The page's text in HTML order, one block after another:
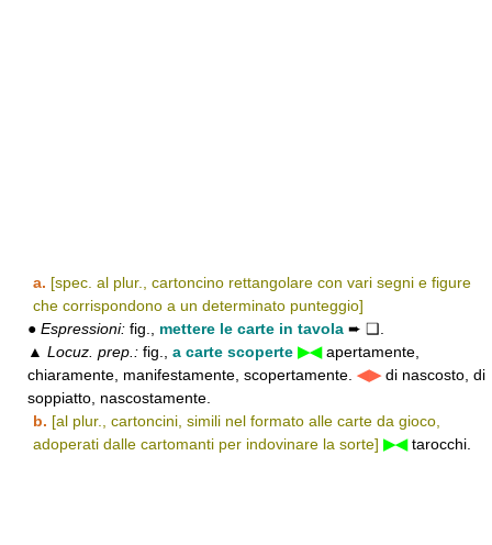
a. [spec. al plur., cartoncino rettangolare con vari segni e figure
che corrispondono a un determinato punteggio]
● Espressioni: fig., mettere le carte in tavola ➨ ❑.
▲ Locuz. prep.: fig., a carte scoperte ▶◀apertamente,
chiaramente, manifestamente, scopertamente. ◀▶di nascosto, di
soppiatto, nascostamente.
b. [al plur., cartoncini, simili nel formato alle carte da gioco,
adoperati dalle cartomanti per indovinare la sorte] ▶◀tarocchi.